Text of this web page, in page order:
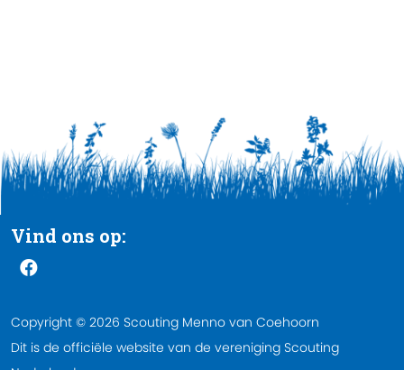
Vind ons op:
Copyright © 2026 Scouting Menno van Coehoorn
Dit is de officiële website van de vereniging Scouting